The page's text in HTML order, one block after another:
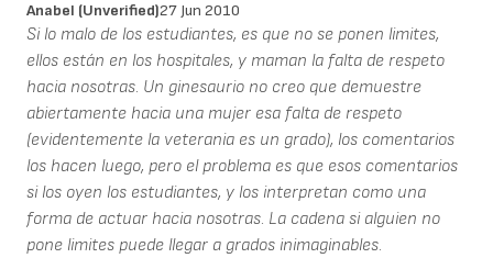
Anabel (unverified)27 Jun 2010
Si lo malo de los estudiantes, es que no se ponen limites,
ellos están en los hospitales, y maman la falta de respeto
hacia nosotras. Un ginesaurio no creo que demuestre
abiertamente hacia una mujer esa falta de respeto
(evidentemente la veterania es un grado), los comentarios
los hacen luego, pero el problema es que esos comentarios
si los oyen los estudiantes, y los interpretan como una
forma de actuar hacia nosotras. La cadena si alguien no
pone limites puede llegar a grados inimaginables.